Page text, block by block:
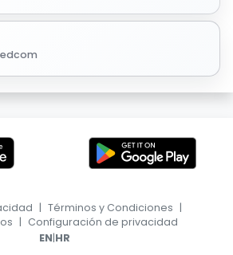
| Términos y Condiciones |
| Configuración de privacidad
EN|HR